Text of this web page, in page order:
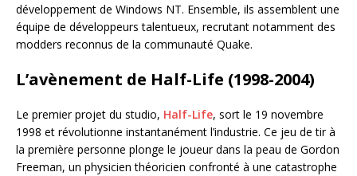
développement de Windows NT. Ensemble, ils assemblent une
équipe de développeurs talentueux, recrutant notamment des
modders reconnus de la communauté Quake.
L’avènement de Half-Life (1998-2004)
Le premier projet du studio, Half-Life, sort le 19 novembre
1998 et révolutionne instantanément l’industrie. Ce jeu de tir à
la première personne plonge le joueur dans la peau de Gordon
Freeman, un physicien théoricien confronté à une catastrophe